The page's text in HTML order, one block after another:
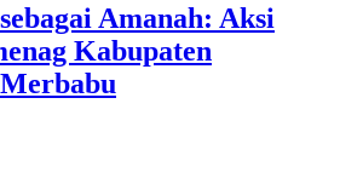
Amanah: Aksi
Kabupaten